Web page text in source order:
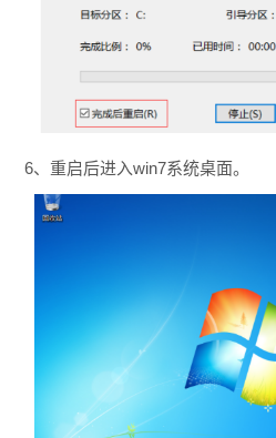
6、重启后进入win7系统桌面。